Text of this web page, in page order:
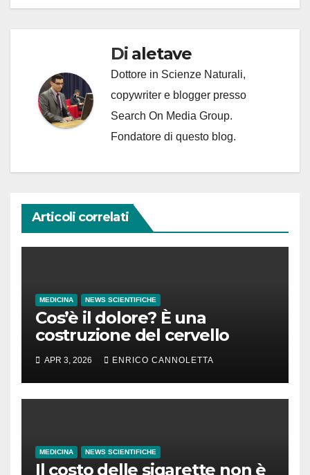
Di aletave
Dottore in Scienze Naturali,
copywriter e blogger presso
Search On Media Group.
Fondatore di questo blog.
Articoli correlati
MEDICINA NEWS SCIENTIFICHE
Cos’è il dolore? È una
costruzione del cervello
APR 3, 2026 ENRICO CANNOLETTA
MEDICINA NEWS SCIENTIFICHE
Il costo delle sigarette non è